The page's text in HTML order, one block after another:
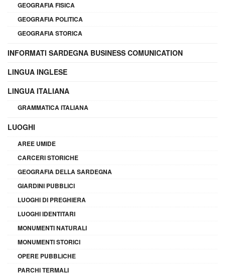
GEOGRAFIA FISICA
GEOGRAFIA POLITICA
GEOGRAFIA STORICA
INFORMATI SARDEGNA BUSINESS COMUNICATION
LINGUA INGLESE
LINGUA ITALIANA
GRAMMATICA ITALIANA
LUOGHI
AREE UMIDE
CARCERI STORICHE
GEOGRAFIA DELLA SARDEGNA
GIARDINI PUBBLICI
LUOGHI DI PREGHIERA
LUOGHI IDENTITARI
MONUMENTI NATURALI
MONUMENTI STORICI
OPERE PUBBLICHE
PARCHI TERMALI